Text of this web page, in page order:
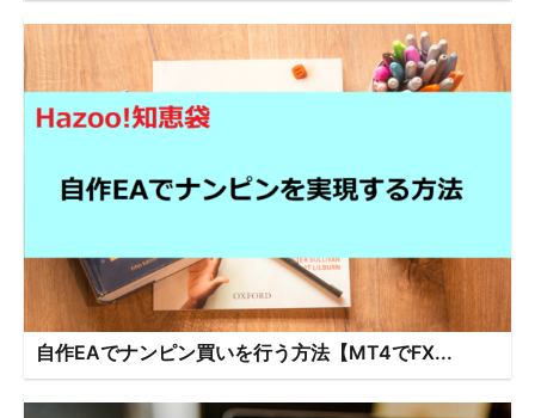
自作EAでナンピン買いを行う方法【MT4でFX...